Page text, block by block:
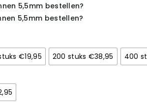
5,5mm bestellen?
5,5mm bestellen?
€19,95 200 stuks €38,95 400